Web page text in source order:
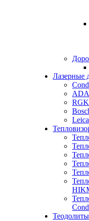
Лазерные
ADA
RGK
Leica
Теодолиты